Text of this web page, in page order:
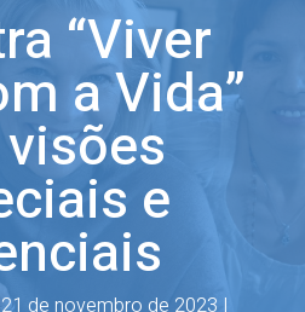
“Viver
a Vida”
e
21 de novembro de 2023 |